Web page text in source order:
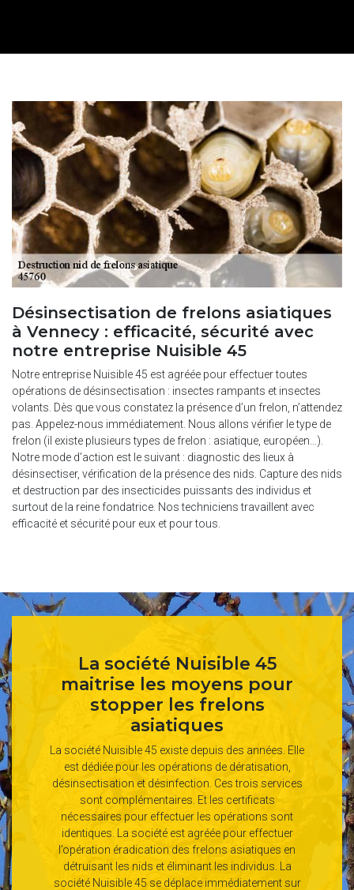
Désinsectisation de frelons asiatiques
à Vennecy : efficacité, sécurité avec
notre entreprise Nuisible 45
Notre entreprise Nuisible 45 est agréée pour effectuer toutes
opérations de désinsectisation : insectes rampants et insectes
volants. Dès que vous constatez la présence d’un frelon, n’attendez
pas. Appelez-nous immédiatement. Nous allons vérifier le type de
frelon (il existe plusieurs types de frelon : asiatique, européen…).
Notre mode d’action est le suivant : diagnostic des lieux à
désinsectiser, vérification de la présence des nids. Capture des nids
et destruction par des insecticides puissants des individus et
surtout de la reine fondatrice. Nos techniciens travaillent avec
efficacité et sécurité pour eux et pour tous.
La société Nuisible 45
maitrise les moyens pour
stopper les frelons
asiatiques
La société Nuisible 45 existe depuis des années. Elle
est dédiée pour les opérations de dératisation,
désinsectisation et désinfection. Ces trois services
sont complémentaires. Et les certificats
nécessaires pour effectuer les opérations sont
identiques. La société est agréée pour effectuer
l’opération éradication des frelons asiatiques en
détruisant les nids et éliminant les individus. La
société Nuisible 45 se déplace immédiatement sur